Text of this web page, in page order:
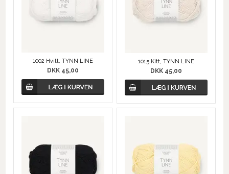
1002 Hvitt, TYNN LINE
DKK 45,00
1015 Kitt, TYNN LINE
DKK 45,00